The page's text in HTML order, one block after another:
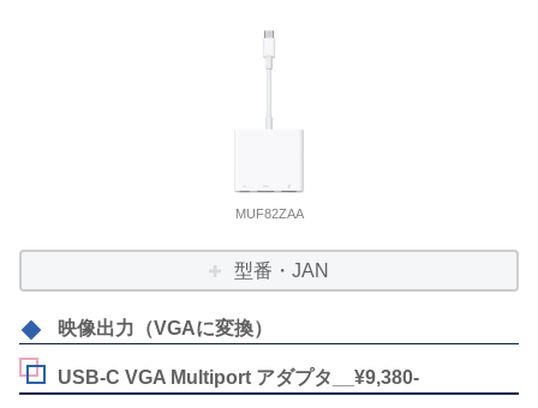
MUF82ZAA
型番・JAN
映像出力（VGAに変換）
USB-C VGA Multiport アダプタ__¥9,380-